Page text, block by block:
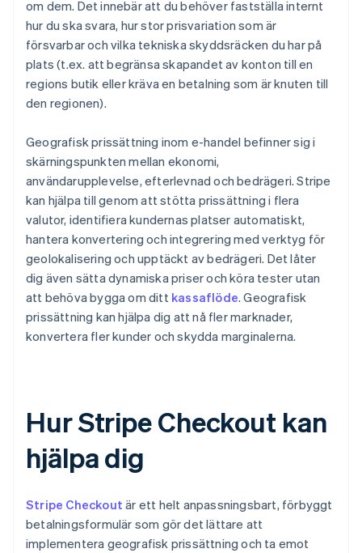
om dem. Det innebär att du behöver fastställa internt
hur du ska svara, hur stor prisvariation som är
försvarbar och vilka tekniska skyddsräcken du har på
plats (t.ex. att begränsa skapandet av konton till en
regions butik eller kräva en betalning som är knuten till
den regionen).
Geografisk prissättning inom e-handel befinner sig i
skärningspunkten mellan ekonomi,
användarupplevelse, efterlevnad och bedrägeri. Stripe
kan hjälpa till genom att stötta prissättning i flera
valutor, identifiera kundernas platser automatiskt,
hantera konvertering och integrering med verktyg för
geolokalisering och upptäckt av bedrägeri. Det låter
dig även sätta dynamiska priser och köra tester utan
att behöva bygga om ditt kassaflöde. Geografisk
prissättning kan hjälpa dig att nå fler marknader,
konvertera fler kunder och skydda marginalerna.
Hur Stripe Checkout kan
hjälpa dig
Stripe Checkout är ett helt anpassningsbart, förbyggt
betalningsformulär som gör det lättare att
implementera geografisk prissättning och ta emot